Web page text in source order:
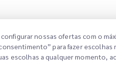
nossas ofertas com o
para fazer escolhas
escolhas a qualquer momento,